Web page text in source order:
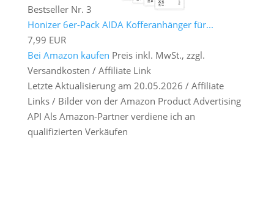
Bestseller Nr. 3
Honizer 6er-Pack AIDA Kofferanhänger für...
7,99 EUR
Bei Amazon kaufen Preis inkl. MwSt., zzgl.
Versandkosten / Affiliate Link
Letzte Aktualisierung am 20.05.2026 / Affiliate
Links / Bilder von der Amazon Product Advertising
API Als Amazon-Partner verdiene ich an
qualifizierten Verkäufen